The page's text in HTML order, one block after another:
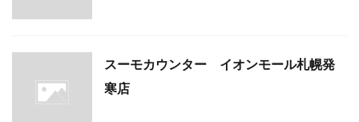
スーモカウンター イオンモール札幌発
寒店